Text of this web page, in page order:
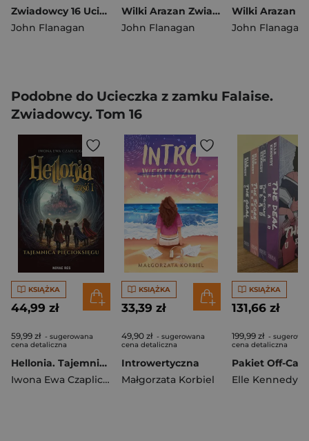
Zwiadowcy 16 Ucieczka z zamku Falaise
John Flanagan
Wilki Arazan Zwiadowcy Tom 17
John Flanagan
John Flanagan
Podobne do Ucieczka z zamku Falaise.
Zwiadowcy. Tom 16
KSIĄŻKA
44,99 zł
59,99 zł - sugerowana
cena detaliczna
Hellonia. Tajemnica Pięcioksięgu. Tom 1
Iwona Ewa Czaplicka
KSIĄŻKA
33,39 zł
49,90 zł - sugerowana
cena detaliczna
Introwertyczna
Małgorzata Korbiel
KSIĄŻKA
131,66 zł
199,99 zł -
cena detaliczna
Pakiet Off-
Elle Kennedy